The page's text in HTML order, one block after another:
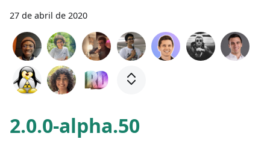
27 de abril de 2020
2.0.0-alpha.50